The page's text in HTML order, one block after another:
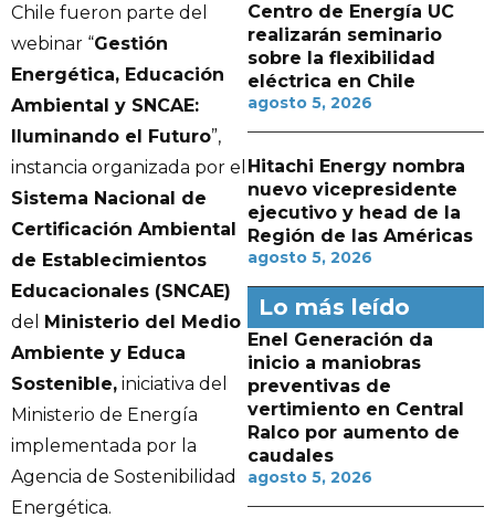
Chile fueron parte del
webinar “Gestión
Energética, Educación
Ambiental y SNCAE:
Iluminando el Futuro”,
instancia organizada por el
Sistema Nacional de
Certificación Ambiental
de Establecimientos
Educacionales (SNCAE)
del Ministerio del Medio
Ambiente y Educa
Sostenible, iniciativa del
Ministerio de Energía
implementada por la
Agencia de Sostenibilidad
Energética.
Centro de Energía UC
realizarán seminario
sobre la flexibilidad
eléctrica en Chile
agosto 5, 2026
Hitachi Energy nombra
nuevo vicepresidente
ejecutivo y head de la
Región de las Américas
agosto 5, 2026
Lo más leído
Enel Generación da
inicio a maniobras
preventivas de
vertimiento en Central
Ralco por aumento de
caudales
agosto 5, 2026